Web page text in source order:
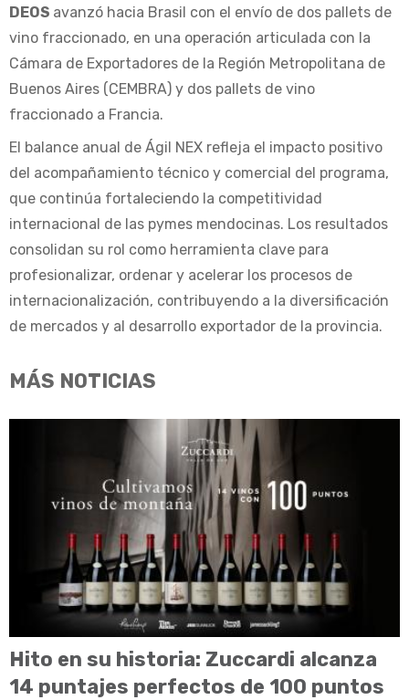
DEOS avanzó hacia Brasil con el envío de dos pallets de
vino fraccionado, en una operación articulada con la
Cámara de Exportadores de la Región Metropolitana de
Buenos Aires (CEMBRA) y dos pallets de vino
fraccionado a Francia.
El balance anual de Ágil NEX refleja el impacto positivo
del acompañamiento técnico y comercial del programa,
que continúa fortaleciendo la competitividad
internacional de las pymes mendocinas. Los resultados
consolidan su rol como herramienta clave para
profesionalizar, ordenar y acelerar los procesos de
internacionalización, contribuyendo a la diversificación
de mercados y al desarrollo exportador de la provincia.
MÁS NOTICIAS
Hito en su historia: Zuccardi alcanza
14 puntajes perfectos de 100 puntos